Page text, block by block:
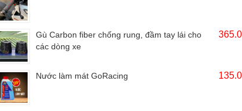
Gù Carbon fiber chống rung, đầm tay lái cho
các dòng xe
Nước làm mát GoRacing